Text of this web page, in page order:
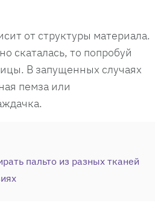
от структуры материала.
скаталась, то попробуй
В запущенных случаях
пемза или
пальто из разных тканей